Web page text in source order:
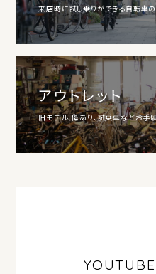
来店時に試し乗りができる自転車
アウトレット
旧モデル、傷あり、試乗車などお